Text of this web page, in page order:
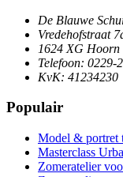
De Blauwe
Vredehofstraat
1624 XG Hoorn
Telefoon: 0229-
KvK: 41234230
Populair
Model & portret
Masterclass
Zomeratelier